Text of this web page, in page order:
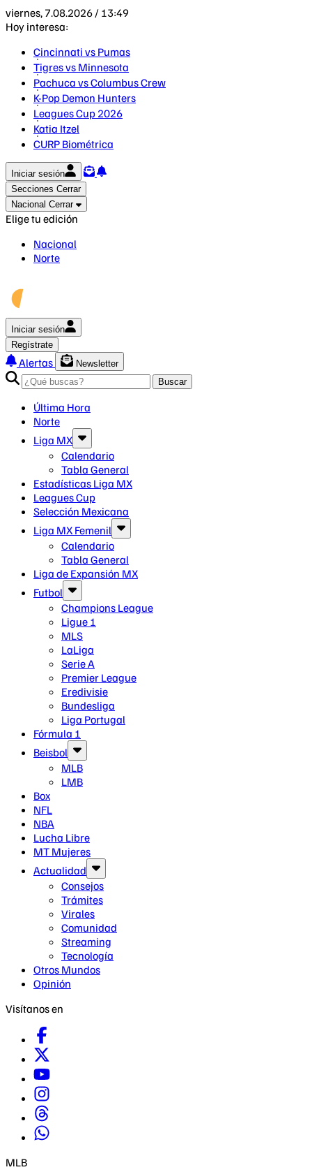
viernes, 7.08.2026 / 13:49
Hoy interesa:
Cincinnati vs Pumas
Tigres vs Minnesota
Pachuca vs Columbus Crew
K-Pop Demon Hunters
Leagues Cup 2026
Katia Itzel
CURP Biométrica
Iniciar sesión
Secciones Cerrar
Nacional Cerrar
Elige tu edición
Nacional
Norte
Iniciar sesión
Regístrate
Alertas
Newsletter
Buscar
Última Hora
Norte
Liga MX
Calendario
Tabla General
Estadísticas Liga MX
Leagues Cup
Selección Mexicana
Liga MX Femenil
Calendario
Tabla General
Liga de Expansión MX
Futbol
Champions League
Ligue 1
MLS
LaLiga
Serie A
Premier League
Eredivisie
Bundesliga
Liga Portugal
Fórmula 1
Beisbol
MLB
LMB
Box
NFL
NBA
Lucha Libre
MT Mujeres
Actualidad
Consejos
Trámites
Virales
Comunidad
Streaming
Tecnología
Otros Mundos
Opinión
Visítanos en
MLB